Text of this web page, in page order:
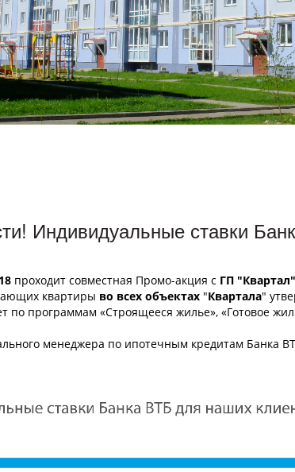
Индивидуальные ставки
проходит совместная Промо-акция с ГП "Квартал"
квартиры во всех объектах "Квартала"
по программам «Строящееся жилье», «Готовое
менеджера по ипотечным кредитам Банка